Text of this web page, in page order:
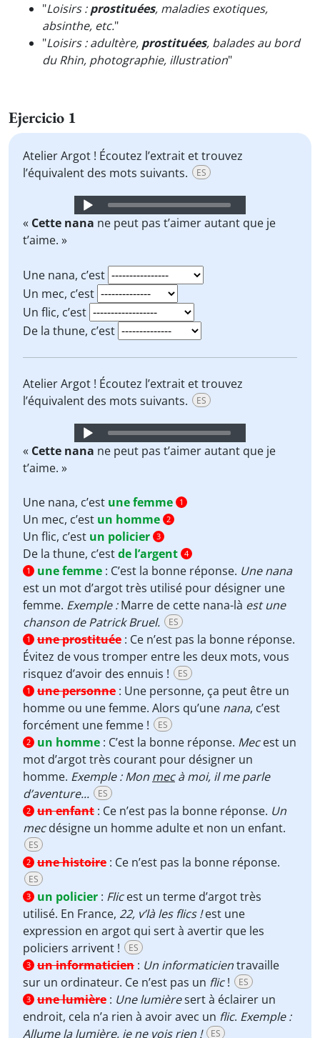
"Loisirs :prostituées, maladies exotiques,
absinthe, etc."
"Loisirs : adultère, prostituées, balades au bord
du Rhin, photographie, illustration"
Ejercicio 1
Atelier Argot ! Écoutez l’extrait et trouvez
l’équivalent des mots suivants.
ES
Audio
Player
« Cette nana ne peut pas t’aimer autant que je
t’aime. »
Une nana, c’est
Un mec, c’est
Un flic, c’est
De la thune, c’est
Atelier Argot ! Écoutez l’extrait et trouvez
l’équivalent des mots suivants.
ES
Audio
Player
« Cette nana ne peut pas t’aimer autant que je
t’aime. »
Une nana, c’est une femme 1
Un mec, c’est un homme 2
Un flic, c’est un policier 3
De la thune, c’estde l’argent 4
1
une femme : C’est la bonne réponse. Une nana
est un mot d’argot très utilisé pour désigner une
femme. Exemple :Marre de cette nana-là est une
chanson de Patrick Bruel.
ES
1 une prostituée : Ce n’est pas la bonne réponse.
Évitez de vous tromper entre les deux mots, vous
risquez d’avoir des ennuis !
ES
1 une personne : Une personne, ça peut être un
homme ou une femme. Alors qu’une nana, c’est
forcément une femme !
ES
2 un homme : C’est la bonne réponse. Mecest un
mot d’argot très courant pour désigner un
homme. Exemple : Mon mecà moi, il me parle
d’aventure...
ES
2 un enfant : Ce n’est pas la bonne réponse. Un
mecdésigne un homme adulte et non un enfant.
ES
2 une histoire : Ce n’est pas la bonne réponse.
ES
3 un policier : Flicest un terme d’argot très
utilisé. En France, 22, v’là les flics !est une
expression en argot qui sert à avertir que les
policiers arrivent !
ES
3 un informaticien : Un informaticientravaille
sur un ordinateur. Ce n’est pas un flic! ES
3 une lumière : Une lumièresert à éclairer un
endroit, cela n’a rien à avoir avec un flic. Exemple :
Allume la lumière, je ne vois rien !
ES